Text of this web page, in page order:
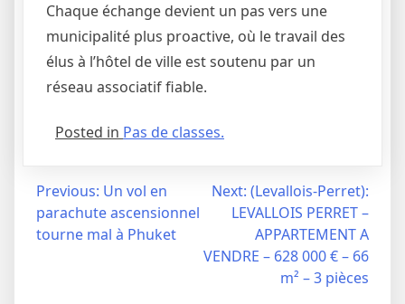
Chaque échange devient un pas vers une
municipalité plus proactive, où le travail des
élus à l’hôtel de ville est soutenu par un
réseau associatif fiable.
Posted in Pas de classes.
Navigation
Previous: Un vol en
parachute ascensionnel
tourne mal à Phuket
Next: (Levallois-Perret):
LEVALLOIS PERRET –
APPARTEMENT A
VENDRE – 628 000 € – 66
m² – 3 pièces